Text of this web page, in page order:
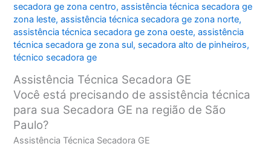
secadora ge zona centro,assistência técnica secadora ge
zona leste,assistência técnica secadora ge zona norte,
assistência técnica secadora ge zona oeste,assistência
técnica secadora ge zona sul, secadora alto de pinheiros,
técnico secadora ge
Assistência Técnica Secadora GE
Você está precisando de assistência técnica
para sua Secadora GE na região de São
Paulo?
Assistência Técnica Secadora GE